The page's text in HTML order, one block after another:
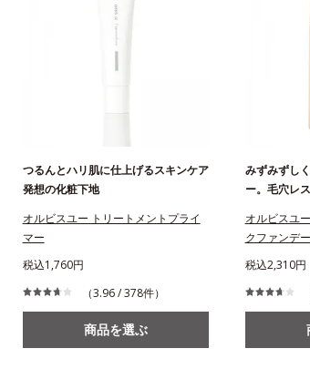
つるんとハリ肌に仕上げるスキンケア
発想の化粧下地
オルビスユー トリートメントプライ
マー
税込1,760円
（3.96 / 378件）
商品を選ぶ
みずみずし
ー。毛穴レ
オルビスユ
クファンデ
税込2,310円